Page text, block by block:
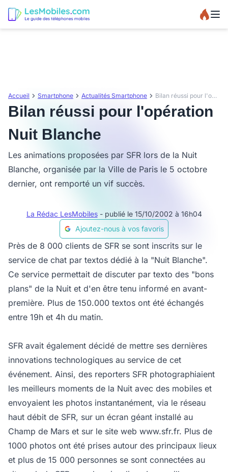
Accueil Smartphone Actualités Smartphone Bilan réussi pour l'opération Nuit Blanche
Bilan réussi pour l'opération
Nuit Blanche
Les animations proposées par SFR lors de la Nuit
Blanche, organisée par la Ville de Paris le 5 octobre
dernier, ont remporté un vif succès.
La Rédac LesMobiles - publié le 15/10/2002 à 16h04
Ajoutez-nous à vos favoris
Près de 8 000 clients de SFR se sont inscrits sur le
service de chat par textos dédié à la "Nuit Blanche".
Ce service permettait de discuter par texto des "bons
plans" de la Nuit et d'en être tenu informé en avant-
première. Plus de 150.000 textos ont été échangés
entre 19h et 4h du matin.
SFR avait également décidé de mettre ses dernières
innovations technologiques au service de cet
événement. Ainsi, des reporters SFR photographiaient
les meilleurs moments de la Nuit avec des mobiles et
envoyaient les photos instantanément, via le réseau
haut débit de SFR, sur un écran géant installé au
Champ de Mars et sur le site web www.sfr.fr. Plus de
1000 photos ont été prises autour des principaux lieux
et plus de 15 000 personnes se sont connectées au